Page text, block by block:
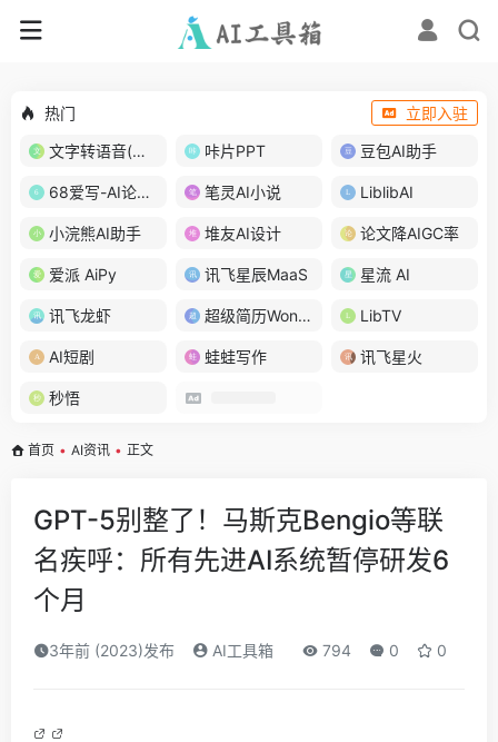
热门
立即入驻
文字转语音(琅琅配音)
咔片PPT 豆包AI助手
68爱写-AI论文写作 笔灵AI小说 LiblibAI
小浣熊AI助手 堆友AI设计 论文降AIGC率
爱派 AiPy 讯飞星辰MaaS 星流 AI
讯飞龙虾 超级简历WonderCV LibTV
AI短剧 蛙蛙写作 讯飞星火
秒悟
首页 • AI资讯 • 正文
GPT-5别整了！马斯克Bengio等联
名疾呼：所有先进AI系统暂停研发6
个月
3年前 (2023)发布 AI工具箱 794 0 0